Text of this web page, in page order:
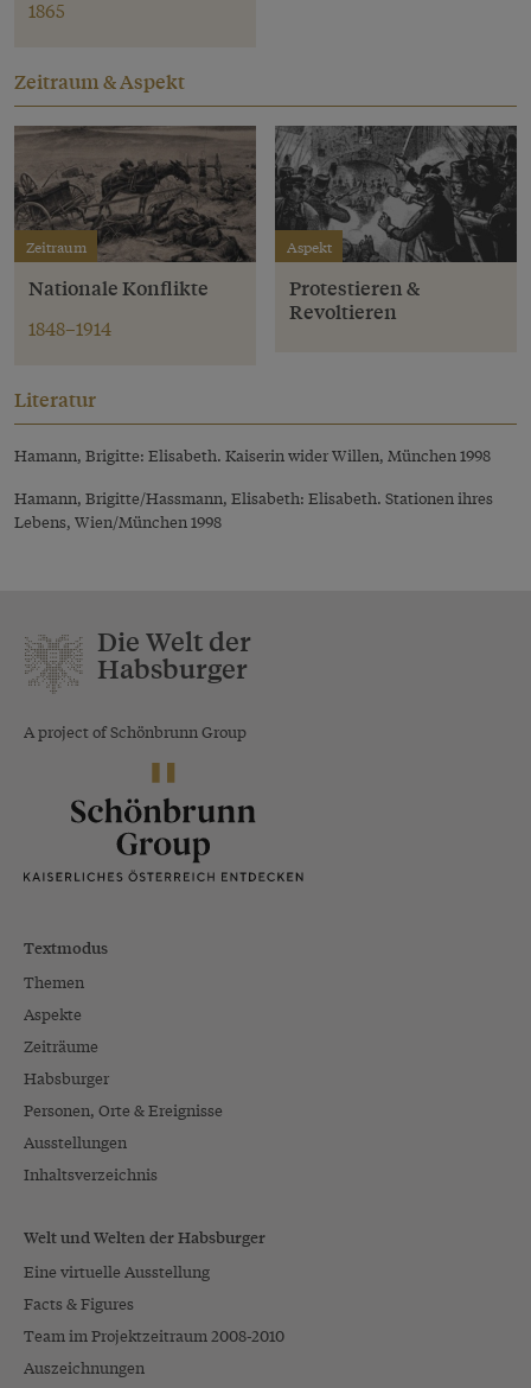
1865
Zeitraum & Aspekt
Zeitraum
Nationale Konflikte
1848–1914
Aspekt
Protestieren &
Revoltieren
Literatur
Hamann, Brigitte: Elisabeth. Kaiserin wider Willen, München 1998
Hamann, Brigitte/Hassmann, Elisabeth: Elisabeth. Stationen ihres
Lebens, Wien/München 1998
Die Welt der
Habsburger
A project of Schönbrunn Group
Textmodus
Themen
Aspekte
Zeiträume
Habsburger
Personen, Orte & Ereignisse
Ausstellungen
Inhaltsverzeichnis
Welt und Welten der Habsburger
Eine virtuelle Ausstellung
Facts & Figures
Team im Projektzeitraum 2008-2010
Auszeichnungen